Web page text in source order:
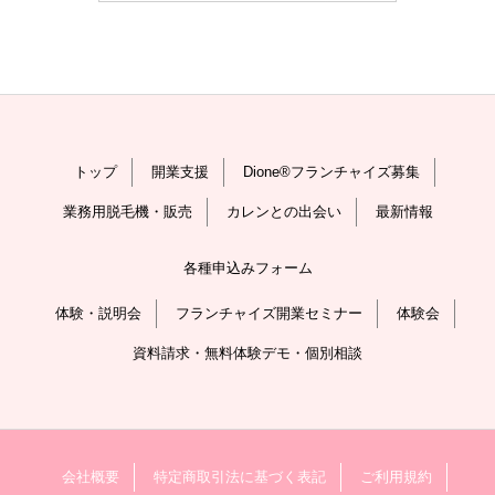
トップ 開業支援 Dione®フランチャイズ募集
業務用脱毛機・販売 カレンとの出会い 最新情報
各種申込みフォーム
体験・説明会 フランチャイズ開業セミナー 体験会
資料請求・無料体験デモ・個別相談
会社概要 特定商取引法に基づく表記 ご利用規約